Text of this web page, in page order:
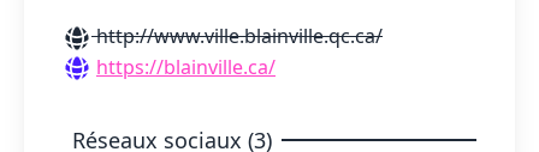
http://www.ville.blainville.qc.ca/
https://blainville.ca/
Réseaux sociaux (3)